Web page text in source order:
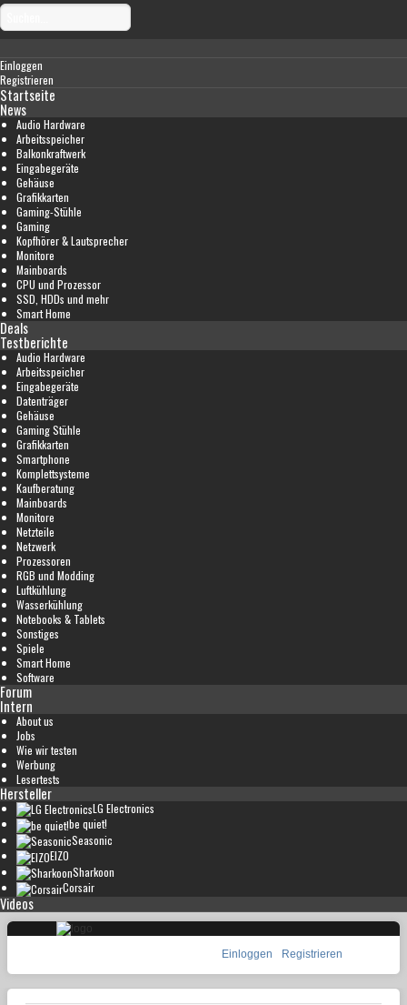
Einloggen
Registrieren
Startseite
News
Audio Hardware
Arbeitsspeicher
Balkonkraftwerk
Eingabegeräte
Gehäuse
Grafikkarten
Gaming-Stühle
Gaming
Kopfhörer & Lautsprecher
Monitore
Mainboards
CPU und Prozessor
SSD, HDDs und mehr
Smart Home
Deals
Testberichte
Audio Hardware
Arbeitsspeicher
Eingabegeräte
Datenträger
Gehäuse
Gaming Stühle
Grafikkarten
Smartphone
Komplettsysteme
Kaufberatung
Mainboards
Monitore
Netzteile
Netzwerk
Prozessoren
RGB und Modding
Luftkühlung
Wasserkühlung
Notebooks & Tablets
Sonstiges
Spiele
Smart Home
Software
Forum
Intern
About us
Jobs
Wie wir testen
Werbung
Lesertests
Hersteller
LG Electronics
be quiet!
Seasonic
EIZO
Sharkoon
Corsair
Videos
Einloggen Registrieren